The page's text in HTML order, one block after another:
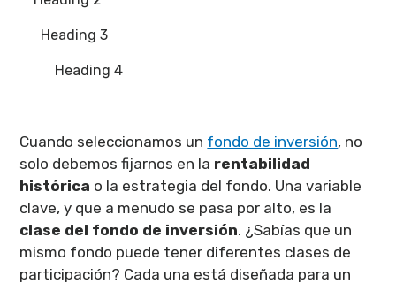
Heading 3
Heading 4
Cuando seleccionamos un fondo de inversión, no
solo debemos fijarnos en la rentabilidad
histórica o la estrategia del fondo. Una variable
clave, y que a menudo se pasa por alto, es la
clase del fondo de inversión. ¿Sabías que un
mismo fondo puede tener diferentes clases de
participación? Cada una está diseñada para un